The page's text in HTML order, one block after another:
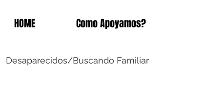
HOME Como Apoyamos?
Desaparecidos/Buscando Familiar